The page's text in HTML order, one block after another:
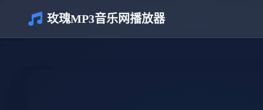
玫瑰MP3音乐网播放器
介绍